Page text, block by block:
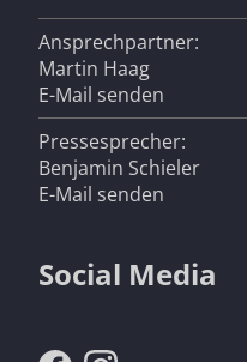
Ansprechpartner:
Martin Haag
E-Mail senden
Pressesprecher:
Benjamin Schieler
E-Mail senden
Social Media